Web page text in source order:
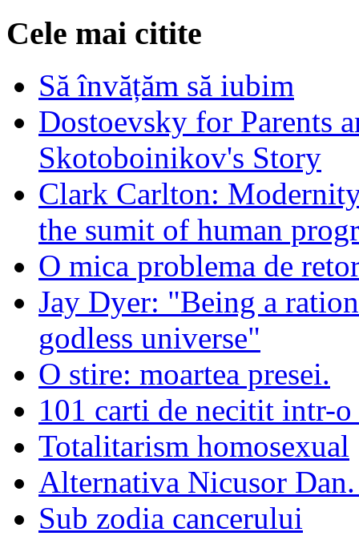
Cele mai citite
Să învățăm să iubim
Dostoevsky for Parents
Skotoboinikov's Story
Clark Carlton:
the sumit of human
O mica problema de
Jay Dyer: "Being a
godless universe"
O stire: moartea presei.
101 carti de necitit intr-
Totalitarism homosexual
Alternativa Nicusor
Sub zodia cancerului